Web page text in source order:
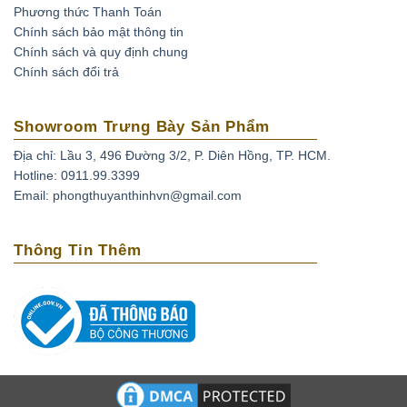
Ruby được xử lý nhiệt (Ruby nung):
thác được nung để đốt cháy tạp chất và tăng độ sáng
nung chung với thủy tinh và kim loại tạo màu để thủy
tinh len vào các khe nứt giúp tăng độ bóng và màu sắc
của đá.
Ruby nhuộm:đá ruby được khai thác tự nhiên không
mô phỏng quá trình hình thành trong tự nhiên.
Ruby giả:là loại được chế tác từ nhựa, thủy tinh và các
loại đá tổng hợp không có giá trị.
Phương thức Thanh Toán
Chính sách bảo mật thông tin
Chính sách và quy định chung
Chính sách đổi trả
Showroom Trưng Bày Sản Phẩm
Địa chỉ: Lầu 3, 496 Đường 3/2, P. Diên Hồng, TP. HCM.
Hotline: 0911.99.3399
Email: phongthuyanthinhvn@gmail.com
Thông Tin Thêm